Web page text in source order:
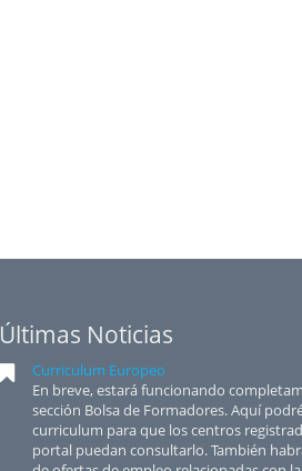
Últimas Noticias
Curriculum Europeo
En breve, estará funcionando
sección Bolsa de Formadores. Aquí
curriculum para que los centros
portal puedan consultarlo. También